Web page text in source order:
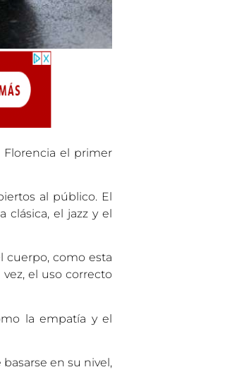
el primer
al público. El
clásica, el jazz y el
cuerpo, como esta
el uso correcto
la empatía y el
en su nivel,